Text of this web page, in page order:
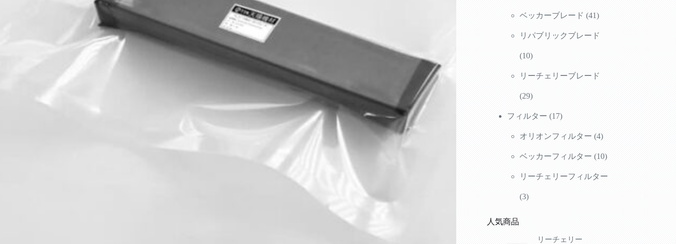
品商
品
の
商
品
個
の
商
品
ベッカーブレード 4141
個
の
商
品
リパブリックブレード
1010
個
の
商
品
リーチェリーブレード
2929
個
の
商
品
フィルター 1717
個
の
商
品
オリオンフィルター 44
個
の
商
品
ベッカーフィルター 1010
個
の
商
品
リーチェリーフィルター
33
個
の
人気商品
リーチェリー